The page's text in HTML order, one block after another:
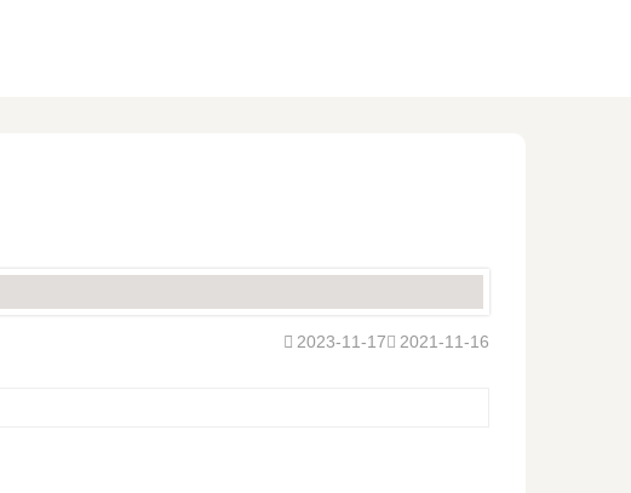
2021-11-16
2023-11-17